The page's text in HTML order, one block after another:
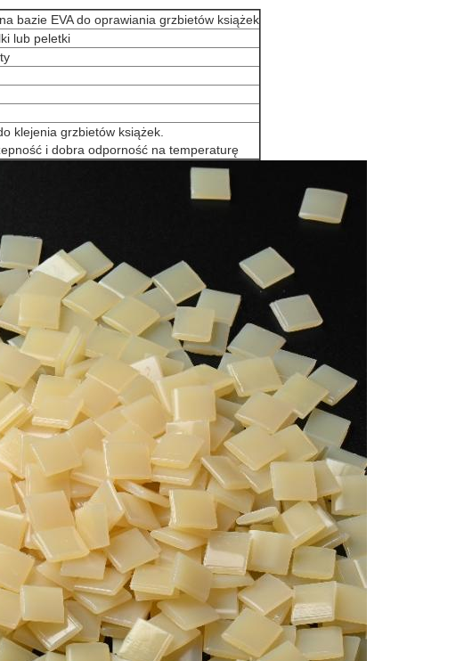
bazie EVA do oprawiania grzbietów książek
lub peletki
klejenia grzbietów książek.
i dobra odporność na temperaturę